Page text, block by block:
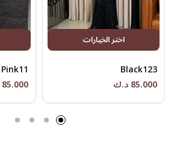
اختر الخيارات
Black123
85.000 د.ك
Pink11
85.000 د.ك